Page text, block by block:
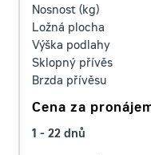
Nosnost (kg)
Ložná plocha
Výška podlahy
Sklopný přívěs
Brzda přívěsu
Cena za
1 - 22 dnů